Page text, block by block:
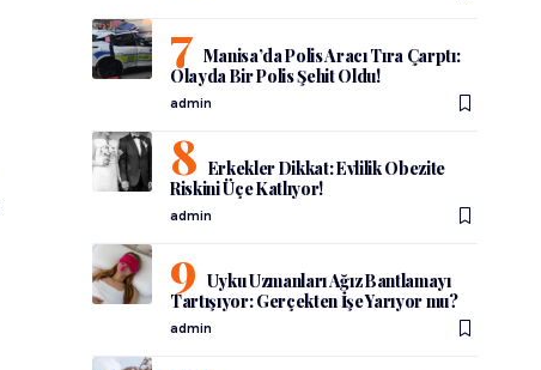
Manisa’da Polis Aracı Tıra Çarptı:
Olayda Bir Polis Şehit Oldu!
admin
Erkekler Dikkat: Evlilik Obezite
Riskini Üçe Katlıyor!
admin
Uyku Uzmanları Ağız Bantlamayı
Tartışıyor: Gerçekten İşe Yarıyor mu?
admin